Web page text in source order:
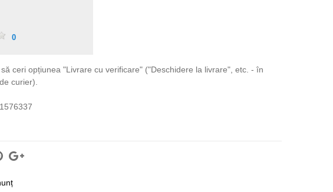
0
ceri opțiunea "Livrare cu verificare" ("Deschidere la livrare", etc. - în
curier).